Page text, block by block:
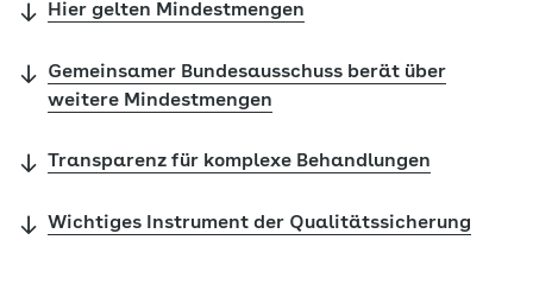
Hier gelten Mindestmengen
Gemeinsamer Bundesausschuss berät über
weitere Mindestmengen
Transparenz für komplexe Behandlungen
Wichtiges Instrument der Qualitätssicherung